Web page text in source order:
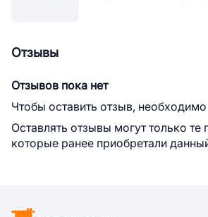
Отзывы
Отзывов пока нет
Чтобы оставить отзыв, необходимо
Оставлять отзывы могут только те
которые ранее приобретали